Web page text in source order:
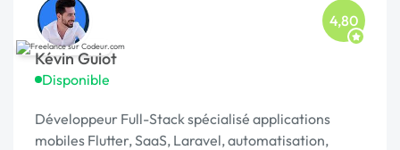
Kévin Guiot
Disponible
4,80
Développeur Full-Stack spécialisé applications
mobiles Flutter, SaaS, Laravel, automatisation,